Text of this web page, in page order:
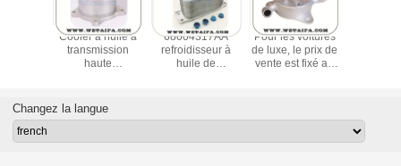
Cooler à huile à
transmission
haute
Mitsubishi Lancer
accessoires
68004317AA
refroidisseur à
huile de
huile ISO9001
Pour les voitures
de luxe, le prix de
vente est fixé au
Changez la langue